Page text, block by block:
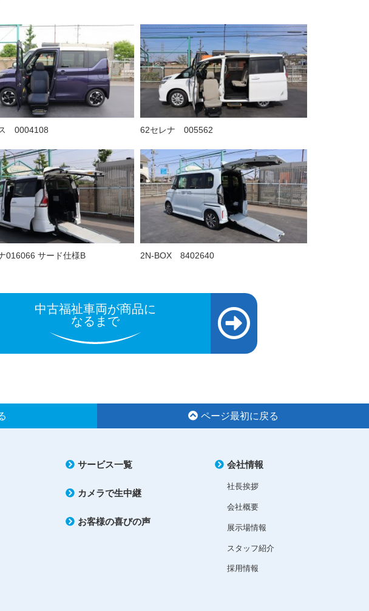
0004108 62セレナ 005562
サード仕様B 2N-BOX 8402640
中古福祉車両が商品に
なるまで
ページ最初に戻る
サービス一覧
カメラで生中継
お客様の喜びの声
会社情報
社長挨拶
会社概要
展示場情報
スタッフ紹介
採用情報